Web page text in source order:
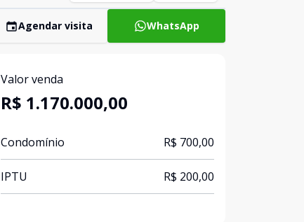
Agendar visita WhatsApp
Valor venda
R$ 1.170.000,00
Condomínio R$ 700,00
IPTU R$ 200,00